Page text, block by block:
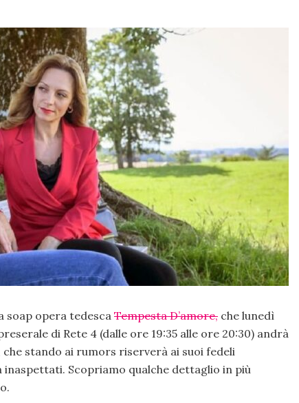
soap opera tedesca Tempesta D’amore, che lunedì
di Rete 4 (dalle ore 19:35 alle ore 20:30) andrà
stando ai rumors riserverà ai suoi fedeli
Scopriamo qualche dettaglio in più